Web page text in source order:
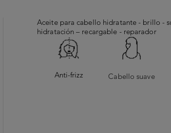
Aceite para cabello hidratante - brillo -
hidratación – recargable - reparador
Anti-frizz Cabello suave